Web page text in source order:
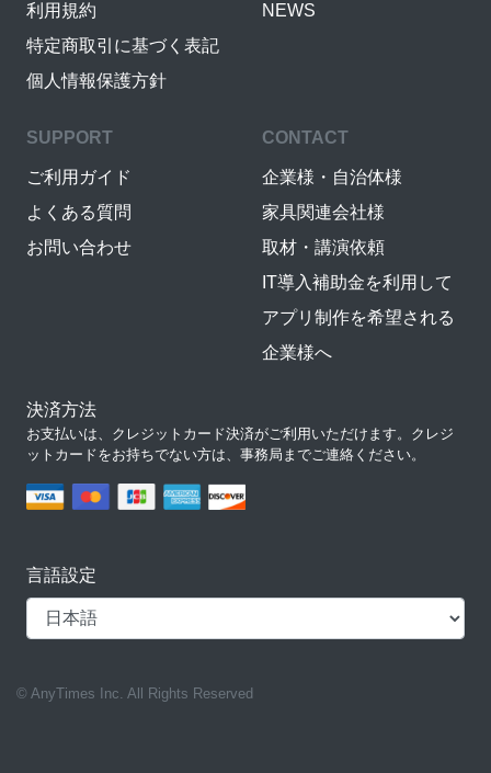
利用規約
特定商取引に基づく表記
個人情報保護方針
NEWS
SUPPORT
ご利用ガイド
よくある質問
お問い合わせ
CONTACT
企業様・自治体様
家具関連会社様
取材・講演依頼
IT導入補助金を利用して
アプリ制作を希望される
企業様へ
決済方法
お支払いは、クレジットカード決済がご利用いただけます。クレジ
ットカードをお持ちでない方は、事務局までご連絡ください。
言語設定
© AnyTimes Inc. All Rights Reserved